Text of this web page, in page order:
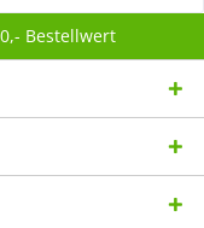
Bestellwert